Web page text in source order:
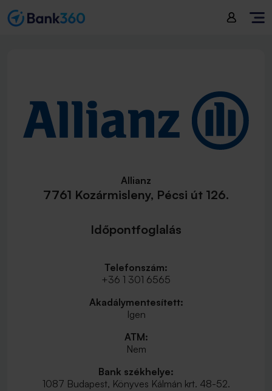
Allianz
7761 Kozármisleny, Pécsi út 126.
Időpontfoglalás
Telefonszám:
+36 1 301 6565
Akadálymentesített:
Igen
ATM:
Nem
Bank székhelye:
1087 Budapest, Könyves Kálmán krt. 48-52.